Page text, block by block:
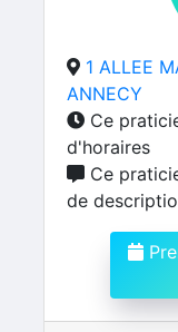
1 ALLEE
ANNECY
Ce
d'horaires
Ce
de